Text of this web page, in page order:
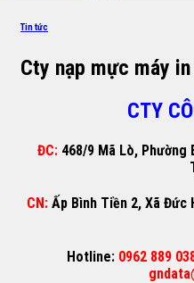
Tin tức
Cty nạp mực máy
CTY
ĐC: 468/9 Mã Lò, Phường
CN: Ấp Bình Tiền 2, Xã Đức
Hotline: 0962 889